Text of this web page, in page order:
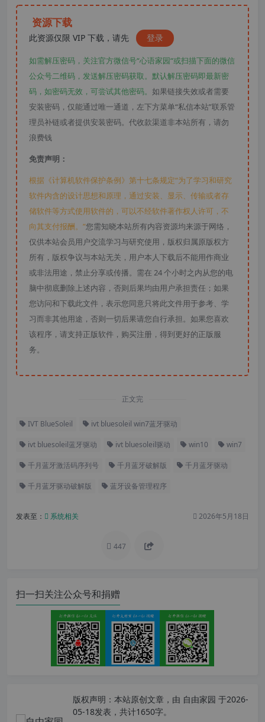
资源下载
此资源仅限 VIP 下载，请先 登录
如需解压密码，关注官方微信号“心语家园“或扫描下面的微信
公众号二维码，发送解压密码获取。默认解压密码即最新密
码，如密码无效，可尝试其他密码。 如果链接失效或者需要
安装密码，仅能通过唯一通道，左下方菜单“私信本站”联系管
理员补链或者提供安装密码。代收款渠道非本站所有，请勿
浪费钱
免责声明：
根据《计算机软件保护条例》第十七条规定“为了学习和研究
软件内含的设计思想和原理，通过安装、显示、传输或者存
储软件等方式使用软件的，可以不经软件著作权人许可，不
向其支付报酬。”您需知晓本站所有内容资源均来源于网络，
仅供本站会员用户交流学习与研究使用，版权归属原版权方
所有，版权争议与本站无关，用户本人下载后不能用作商业
或非法用途，禁止分享或传播。需在 24 个小时之内从您的电
脑中彻底删除上述内容，否则后果均由用户承担责任；如果
您访问和下载此文件，表示您同意只将此文件用于参考、学
习而非其他用途，否则一切后果请您自行承担。如果您喜欢
该程序，请支持正版软件，购买注册，得到更好的正版服
务。
正文完
IVT BlueSoleil ivt bluesoleil win7蓝牙驱动
ivt bluesoleil蓝牙驱动 ivt bluesoleil驱动 win10 win7
千月蓝牙激活码序列号 千月蓝牙破解版 千月蓝牙驱动
千月蓝牙驱动破解版 蓝牙设备管理程序
发表至： 系统相关 2026年5月18日
447
扫一扫关注公众号和捐赠
版权声明： 本站原创文章，由 自由家园 于2026-
05-18发表，共计1650字。